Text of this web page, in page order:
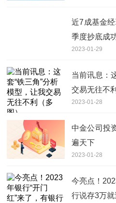
近7成基金
季度抄底成
2023-01-29
当前讯息：
交易无往不
2023-01-28
中金公司投
遍天下
2023-01-28
今亮点！
行说存3万